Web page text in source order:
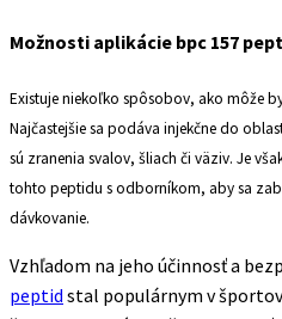
Možnosti aplikácie bpc 157
Existuje niekoľko spôsobov, ako môže
Najčastejšie sa podáva injekčne do
sú zranenia svalov, šliach či väziv. Je
tohto peptidu s odborníkom, aby sa
dávkovanie.
Vzhľadom na jeho účinnosť a
peptid stal populárnym v